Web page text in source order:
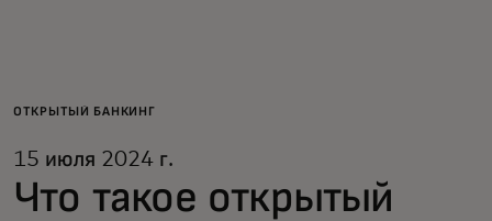
Для бизнеса
ОТКРЫТЫЙ БАНКИНГ
15 июля 2024 г.
Что такое открытый